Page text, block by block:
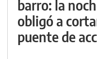
barro: la
obligó a
puente de